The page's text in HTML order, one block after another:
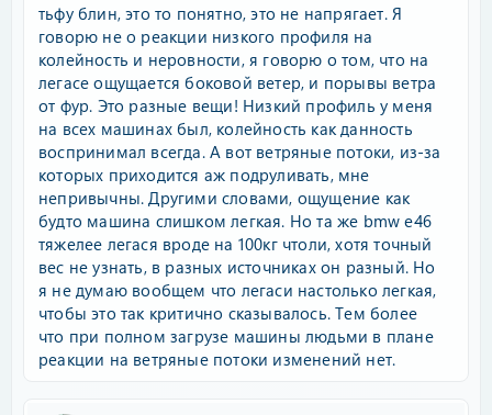
тьфу блин, это то понятно, это не напрягает. Я
говорю не о реакции низкого профиля на
колейность и неровности, я говорю о том, что на
легасе ощущается боковой ветер, и порывы ветра
от фур. Это разные вещи! Низкий профиль у меня
на всех машинах был, колейность как данность
воспринимал всегда. А вот ветряные потоки, из-за
которых приходится аж подруливать, мне
непривычны. Другими словами, ощущение как
будто машина слишком легкая. Но та же bmw e46
тяжелее легася вроде на 100кг чтоли, хотя точный
вес не узнать, в разных источниках он разный. Но
я не думаю вообщем что легаси настолько легкая,
чтобы это так критично сказывалось. Тем более
что при полном загрузе машины людьми в плане
реакции на ветряные потоки изменений нет.